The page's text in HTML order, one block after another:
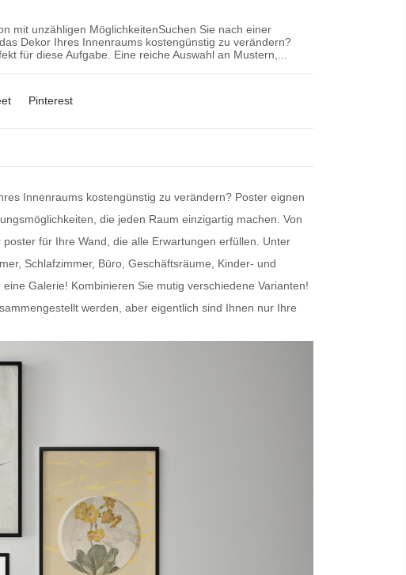
mit unzähligen MöglichkeitenSuchen Sie nach einer
Dekor Ihres Innenraums kostengünstig zu verändern?
für diese Aufgabe. Eine reiche Auswahl an Mustern,...
Pinterest
Innenraums kostengünstig zu verändern? Poster eignen
die jeden Raum einzigartig machen. Von
poster für Ihre Wand , die alle Erwartungen erfüllen. Unter
Schlafzimmer, Büro, Geschäftsräume, Kinder- und
eine Galerie! Kombinieren Sie mutig verschiedene Varianten!
werden, aber eigentlich sind Ihnen nur Ihre